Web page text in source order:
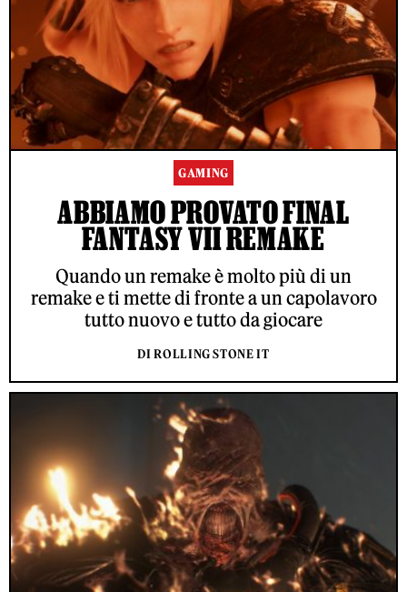
GAMING
ABBIAMO PROVATO FINAL
FANTASY VII REMAKE
Quando un remake è molto più di un
remake e ti mette di fronte a un capolavoro
tutto nuovo e tutto da giocare
DI ROLLING STONE IT